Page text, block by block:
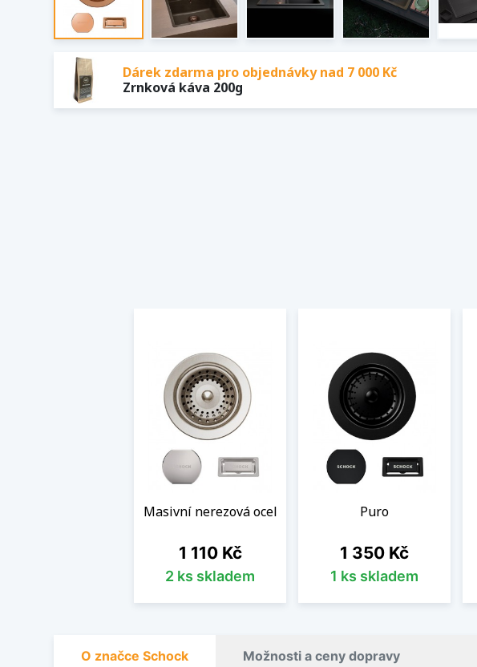
Dárek zdarma pro objednávky nad 7 000 Kč
Zrnková káva 200g
Masivní nerezová ocel
Cena
1 110 Kč
2 ks skladem
Puro
Cena
1 350 Kč
1 ks skladem
O značce Schock Možnosti a ceny dopravy